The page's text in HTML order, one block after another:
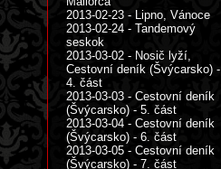
2013-02-23 - Lipno, Vánoce
2013-02-24 - Tandemový
seskok
2013-03-02 - Nosič lyží,
Cestovní deník (Švýcarsko) -
4. část
2013-03-03 - Cestovní deník
(Švýcarsko) - 5. část
2013-03-04 - Cestovní deník
(Švýcarsko) - 6. část
2013-03-05 - Cestovní deník
(Švýcarsko) - 7. část